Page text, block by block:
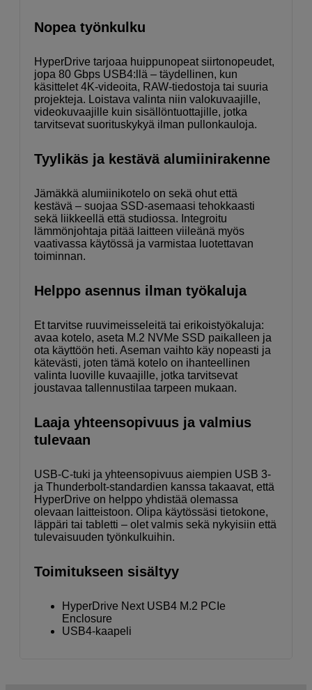
Nopea työnkulku
HyperDrive tarjoaa huippunopeat siirtonopeudet,
jopa 80 Gbps USB4:llä – täydellinen, kun
käsittelet 4K-videoita, RAW-tiedostoja tai suuria
projekteja. Loistava valinta niin valokuvaajille,
videokuvaajille kuin sisällöntuottajille, jotka
tarvitsevat suorituskykyä ilman pullonkauloja.
Tyylikäs ja kestävä alumiinirakenne
Jämäkkä alumiinikotelo on sekä ohut että
kestävä – suojaa SSD-asemaasi tehokkaasti
sekä liikkeellä että studiossa. Integroitu
lämmönjohtaja pitää laitteen viileänä myös
vaativassa käytössä ja varmistaa luotettavan
toiminnan.
Helppo asennus ilman työkaluja
Et tarvitse ruuvimeisseleitä tai erikoistyökaluja:
avaa kotelo, aseta M.2 NVMe SSD paikalleen ja
ota käyttöön heti. Aseman vaihto käy nopeasti ja
kätevästi, joten tämä kotelo on ihanteellinen
valinta luoville kuvaajille, jotka tarvitsevat
joustavaa tallennustilaa tarpeen mukaan.
Laaja yhteensopivuus ja valmius
tulevaan
USB-C-tuki ja yhteensopivuus aiempien USB 3-
ja Thunderbolt-standardien kanssa takaavat, että
HyperDrive on helppo yhdistää olemassa
olevaan laitteistoon. Olipa käytössäsi tietokone,
läppäri tai tabletti – olet valmis sekä nykyisiin että
tulevaisuuden työnkulkuihin.
Toimitukseen sisältyy
HyperDrive Next USB4 M.2 PCIe
Enclosure
USB4-kaapeli